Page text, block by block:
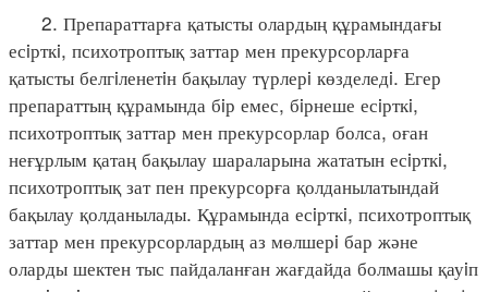
2. Препараттарға қатысты олардың құрамындағы
есiрткi, психотроптық заттар мен прекурсорларға
қатысты белгiленетiн бақылау түрлерi көзделедi. Егер
препараттың құрамында бiр емес, бiрнеше есiрткi,
психотроптық заттар мен прекурсорлар болса, оған
неғұрлым қатаң бақылау шараларына жататын есiрткi,
психотроптық зат пен прекурсорға қолданылатындай
бақылау қолданылады. Құрамында есiрткi, психотроптық
заттар мен прекурсорлардың аз мөлшерi бар және
оларды шектен тыс пайдаланған жағдайда болмашы қауiп